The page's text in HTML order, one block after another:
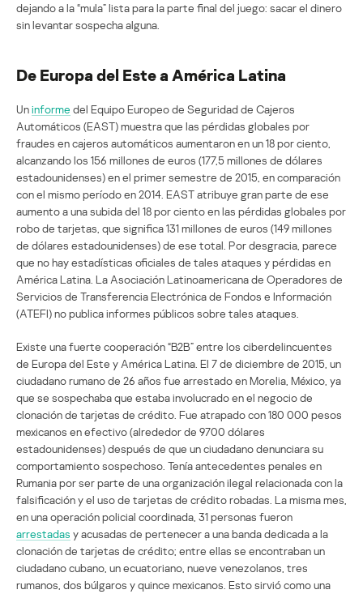
dejando a la “mula” lista para la parte final del juego: sacar el dinero
sin levantar sospecha alguna.
De Europa del Este a América Latina
Uninforme del Equipo Europeo de Seguridad de Cajeros
Automáticos (EAST) muestra que las pérdidas globales por
fraudes en cajeros automáticos aumentaron en un 18 por ciento,
alcanzando los 156 millones de euros (177,5 millones de dólares
estadounidenses) en el primer semestre de 2015, en comparación
con el mismo período en 2014. EAST atribuye gran parte de ese
aumento a una subida del 18 por ciento en las pérdidas globales por
robo de tarjetas, que significa 131 millones de euros (149 millones
de dólares estadounidenses) de ese total. Por desgracia, parece
que no hay estadísticas oficiales de tales ataques y pérdidas en
América Latina. La Asociación Latinoamericana de Operadores de
Servicios de Transferencia Electrónica de Fondos e Información
(ATEFI) no publica informes públicos sobre tales ataques.
Existe una fuerte cooperación “B2B” entre los ciberdelincuentes
de Europa del Este y América Latina. El 7 de diciembre de 2015, un
ciudadano rumano de 26 años fue arrestado en Morelia, México, ya
que se sospechaba que estaba involucrado en el negocio de
clonación de tarjetas de crédito. Fue atrapado con 180 000 pesos
mexicanos en efectivo (alrededor de 9700 dólares
estadounidenses) después de que un ciudadano denunciara su
comportamiento sospechoso. Tenía antecedentes penales en
Rumania por ser parte de una organización ilegal relacionada con la
falsificación y el uso de tarjetas de crédito robadas. La misma mes,
en una operación policial coordinada, 31 personas fueron
arrestadas y acusadas de pertenecer a una banda dedicada a la
clonación de tarjetas de crédito; entre ellas se encontraban un
ciudadano cubano, un ecuatoriano, nueve venezolanos, tres
rumanos, dos búlgaros y quince mexicanos. Esto sirvió como una